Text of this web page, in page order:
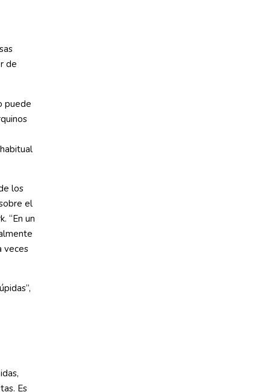
de
puede
los
el
“En un
veces
Es